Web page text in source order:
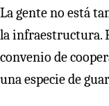
La gente no está
la infraestructura.
convenio de
una especie de